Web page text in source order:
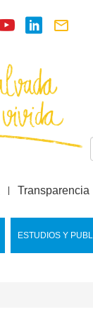
ESTUDIOS Y
Transparencia